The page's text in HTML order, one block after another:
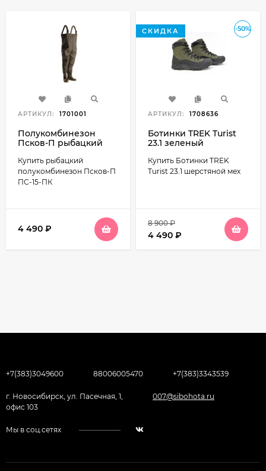
АРТИКУЛ: 1701001
Полукомбинезон
Псков-П рыбацкий
Купить рыбацкий
полукомбинезон Псков-П
ПС-15-ПК
4 490 ₽
-50%
СКИДКА
АРТИКУЛ: 1708636
Ботинки TREK Turist
23.1 зеленый
Купить Ботинки TREK
Turist 23.1 шерстяной мех
8 900₽
4 490 ₽
+7(383)3049600 88006005470 +7(383)3343539
г. Новосибирск, ул. Пасечная, 1,
офис 103
007@sibohota.ru
Мы в соц.сетях